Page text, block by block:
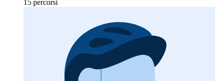
15 percorsi